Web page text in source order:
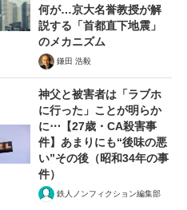
何が…京大名誉教授が解
説する「首都直下地震」
のメカニズム
鎌田 浩毅
神父と被害者は「ラブホ
に行った」ことが明らか
に⋯【27歳・CA殺害事
件】あまりにも“後味の悪
い”その後（昭和34年の事
件）
鉄人ノンフィクション編集部